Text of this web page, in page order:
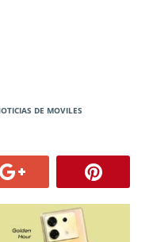
DE MOVILES